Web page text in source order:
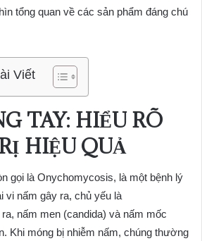
tổng quan về các sản phẩm đáng chú
Viết
TAY: HIỂU RÕ
HIỆU QUẢ
gọi là Onychomycosis, là một bệnh lý
vi nấm gây ra, chủ yếu là
nấm men (candida) và nấm mốc
Khi móng bị nhiễm nấm, chúng thường